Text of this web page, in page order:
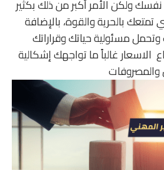
ولكن الأمر أكبر من ذلك بكثير
تمتعك بالحرية والقوة، بالإضافة
وتحمل مسئولية حياتك وقراراتك
الاسعار غالباً ما تواجهك إشكالية